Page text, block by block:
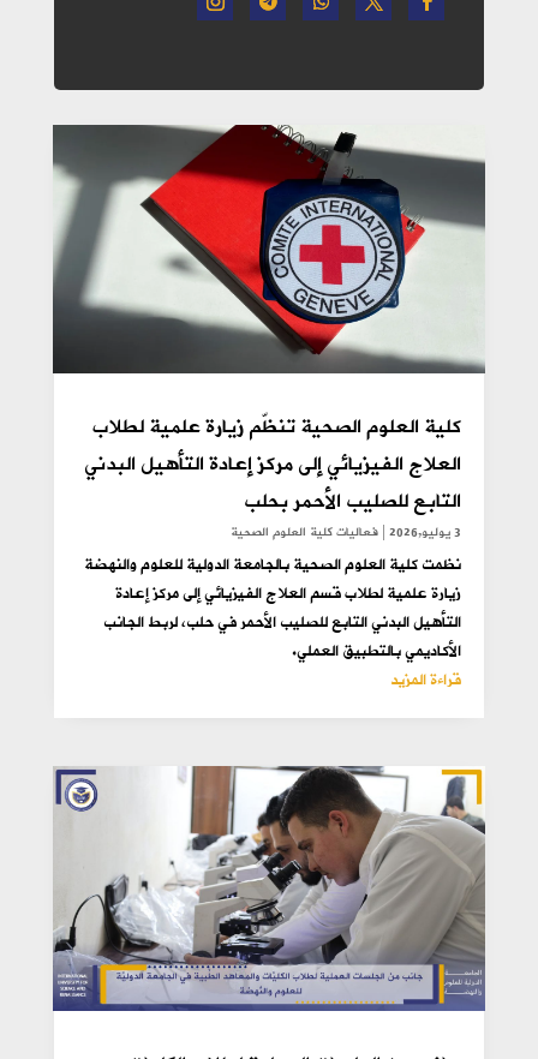
كلية العلوم الصحية تنظّم زيارة علمية لطلاب
العلاج الفيزيائي إلى مركز إعادة التأهيل البدني
التابع للصليب الأحمر بحلب
3 يوليو,2026 |فعاليات كلية العلوم الصحية
نظمت كلية العلوم الصحية بالجامعة الدولية للعلوم والنهضة
زيارة علمية لطلاب قسم العلاج الفيزيائي إلى مركز إعادة
التأهيل البدني التابع للصليب الأحمر في حلب، لربط الجانب
الأكاديمي بالتطبيق العملي.
قراءة المزيد